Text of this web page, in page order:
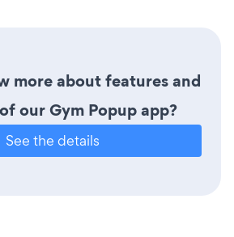
more about features and
our Gym Popup app?
See the details